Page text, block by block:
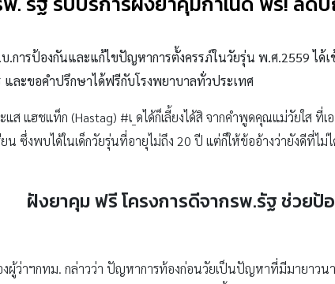
.การป้องกันและแก้ไขปัญหาการตั้งครรภ์ในวัยรุ่น พ.ศ.2559 ได้
และขอคำปรึกษาได้ฟรีกับโรงพยาบาลทั่วประเทศ
ะแส แฮชแท็ก (Hastag) #เ_ดได้ก็เลี้ยงได้สิ จากคำพูดคุณแม่วัยใส
น ซึ่งพบได้ในเด็กวัยรุ่นที่อายุไม่ถึง 20 ปี แต่ก็ให้ข้ออ้างว่ายังดีที่
ฝังยาคุม ฟรี โครงการดีจากรพ.รัฐ ช่วย
งผู้ว่าฯกทม. กล่าวว่า ปัญหาการท้องก่อนวัยเป็นปัญหาที่มีมายาว